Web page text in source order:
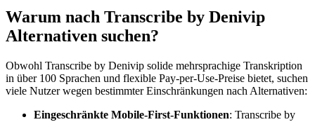
Warum nach Transcribe by Denivip
Alternativen suchen?
Obwohl Transcribe by Denivip solide mehrsprachige Transkription
in über 100 Sprachen und flexible Pay-per-Use-Preise bietet, suchen
viele Nutzer wegen bestimmter Einschränkungen nach Alternativen:
Eingeschränkte Mobile-First-Funktionen: Transcribe by